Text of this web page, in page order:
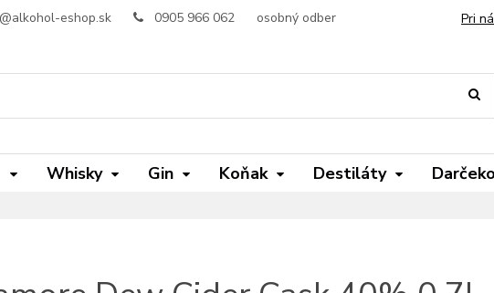
eshop.sk 0905 966 062 osobný odber Pri
Whisky Gin Koňak Destiláty